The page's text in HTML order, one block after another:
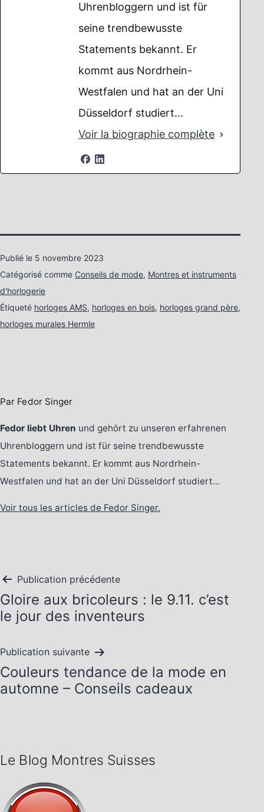
Uhrenbloggern und ist für
seine trendbewusste
Statements bekannt. Er
kommt aus Nordrhein-
Westfalen und hat an der Uni
Düsseldorf studiert...
Voir la biographie complète
Publié le 5 novembre 2023
Catégorisé comme Conseils de mode, Montres et instruments
d'horlogerie
Étiqueté horloges AMS, horloges en bois, horloges grand père,
horloges murales Hermle
Par Fedor Singer
Fedor liebt Uhren und gehört zu unseren erfahrenen
Uhrenbloggern und ist für seine trendbewusste
Statements bekannt. Er kommt aus Nordrhein-
Westfalen und hat an der Uni Düsseldorf studiert...
Voir tous les articles de Fedor Singer.
Navigation
de
Publication précédente
Gloire aux bricoleurs : le 9.11. c’est
le jour des inventeurs
Publication suivante
Couleurs tendance de la mode en
automne – Conseils cadeaux
Le Blog Montres Suisses